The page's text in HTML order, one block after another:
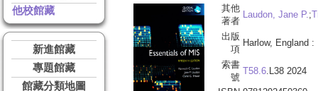
他校館藏
新進館藏
專題館藏
館藏分類地圖
其他
著者
Laudon, Jane P.;
出版
項
Harlow, England :
索書
號
T58.6.L38 2024